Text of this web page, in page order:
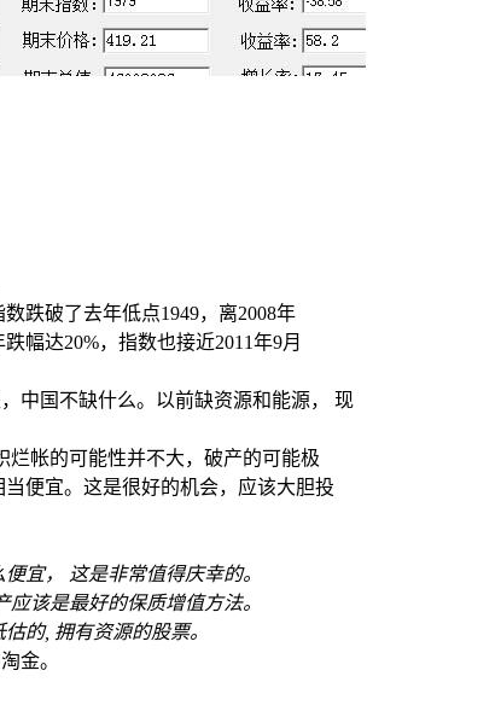
跌破了去年低点1949，离2008年
跌幅达20%，指数也接近2011年9月
中国不缺什么。以前缺资源和能源， 现
烂帐的可能性并不大，破产的可能极
便宜。这是很好的机会，应该大胆投
宜， 这是非常值得庆幸的。
该是最好的保质增值方法。
估的, 拥有资源的股票。
金。